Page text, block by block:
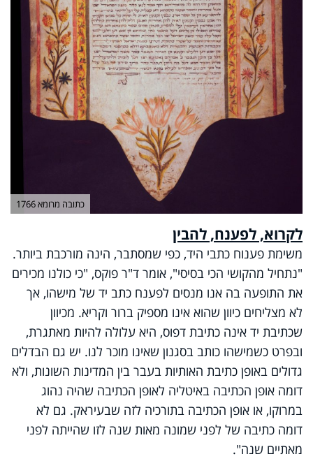
כתובה מרומא 1766
לקרוא, לפענח, להבין
משימת פענוח כתבי היד, כפי שמסתבר, הינה מורכבת ביותר.
"נתחיל מהקושי הכי בסיסי", אומר ד"ר פוקס, "כי כולנו מכירים
את התופעה בה אנו מנסים לפענח כתב יד של מישהו, אך
לא מצליחים כיוון שהוא אינו מספיק ברור וקריא. מכיוון
שכתיבת יד אינה כתיבת דפוס, היא עלולה להיות מאתגרת,
ובפרט כשמישהו כותב בסגנון שאינו מוכר לנו. יש גם הבדלים
גדולים באופן כתיבת האותיות בעבר בין המדינות השונות, ולא
דומה אופן הכתיבה באיטליה לאופן הכתיבה שהיה נהוג
במרוקו, או אופן הכתיבה בתורכיה לזה שבעיראק. גם לא
דומה כתיבה של לפני שמונה מאות שנה לזו שהייתה לפני
מאתיים שנה".